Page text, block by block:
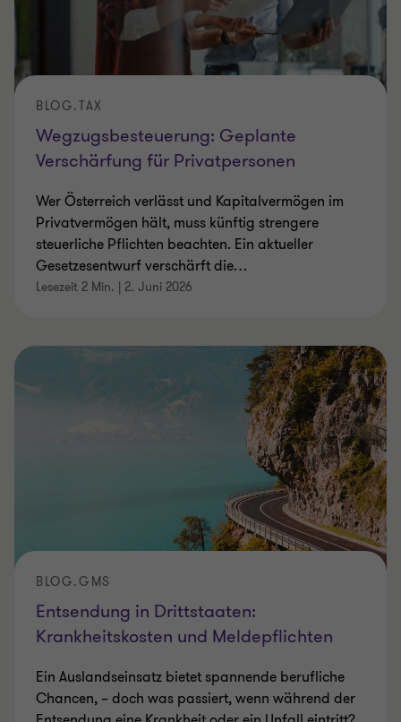
Wegzugsbesteuerung: Geplante
Verschärfung für Privatpersonen
BLOG.TAX
Wer Österreich verlässt und Kapitalvermögen im
Privatvermögen hält, muss künftig strengere
steuerliche Pflichten beachten. Ein aktueller
Gesetzesentwurf verschärft die…
Lesezeit 2 Min. | 2. Juni 2026
Entsendung in Drittstaaten:
Krankheitskosten und Meldepflichten
BLOG.GMS
Ein Auslandseinsatz bietet spannende berufliche
Chancen, – doch was passiert, wenn während der